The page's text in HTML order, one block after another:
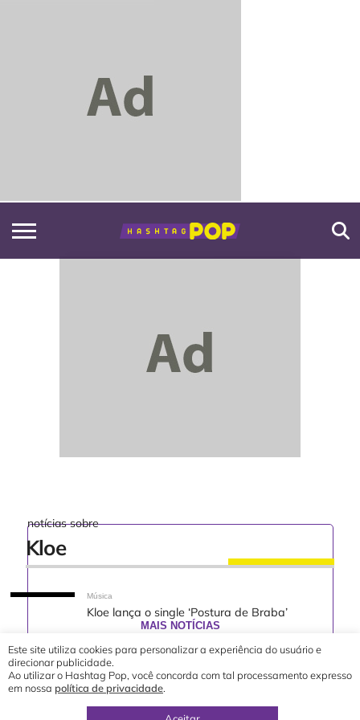
notícias sobre
Kloe
Música
Kloe lança o single ‘Postura de Braba’
MAIS NOTÍCIAS
Este site utiliza cookies para personalizar a experiência do usuário e
direcionar publicidade.
Ao utilizar o Hashtag Pop, você concorda com tal processamento expresso
em nossa política de privacidade